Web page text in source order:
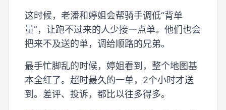
这时候，老潘和婷姐会帮骑手调低“背单
量”，让跑不过来的人少接一点单。他们也会
把来不及送的单，调给顺路的兄弟。
最手忙脚乱的时候，婷姐看到，整个地图基
本全红了。超时最久的一单，2个小时才送
到。差评、投诉，都比以往多得多。